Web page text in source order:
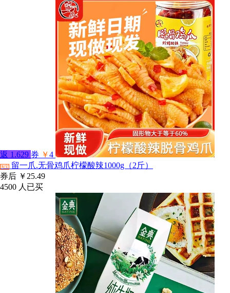
返 1.629 券 ￥4
淘宝
留一爪.无骨鸡爪柠檬酸辣1000g（2斤）
券后 ￥25.49
4500 人已买